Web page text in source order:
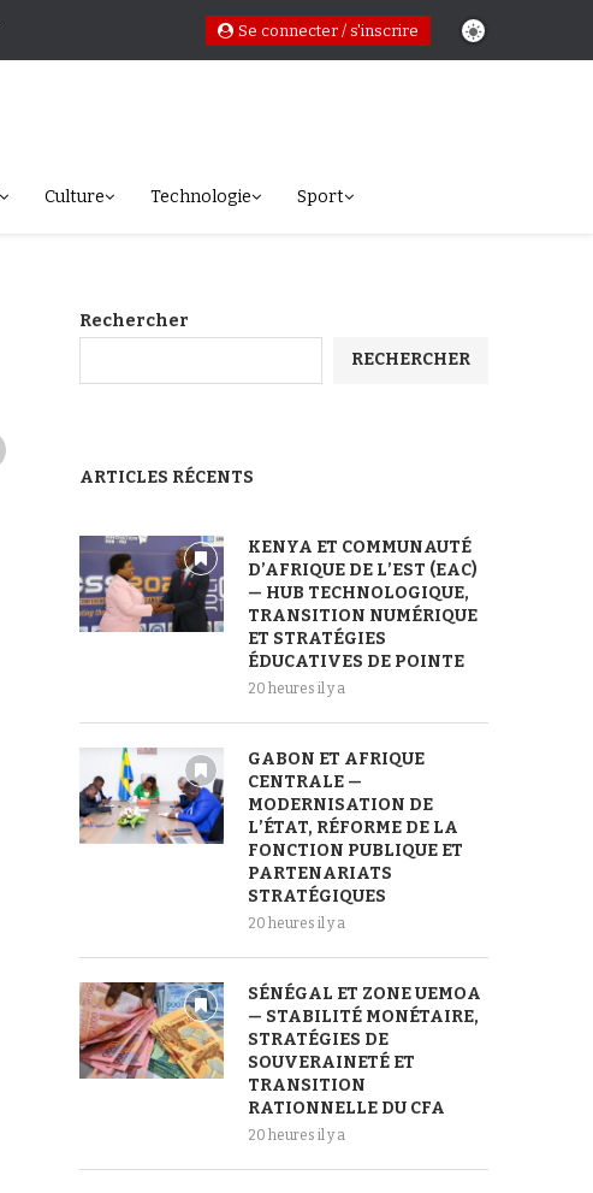
Se connecter / s'inscrire
Culture Technologie Sport
Rechercher
RECHERCHER
ARTICLES RÉCENTS
KENYA ET COMMUNAUTÉ
D’AFRIQUE DE L’EST (EAC)
— HUB TECHNOLOGIQUE,
TRANSITION NUMÉRIQUE
ET STRATÉGIES
ÉDUCATIVES DE POINTE
20 heures il y a
GABON ET AFRIQUE
CENTRALE —
MODERNISATION DE
L’ÉTAT, RÉFORME DE LA
FONCTION PUBLIQUE ET
PARTENARIATS
STRATÉGIQUES
20 heures il y a
SÉNÉGAL ET ZONE UEMOA
— STABILITÉ MONÉTAIRE,
STRATÉGIES DE
SOUVERAINETÉ ET
TRANSITION
RATIONNELLE DU CFA
20 heures il y a